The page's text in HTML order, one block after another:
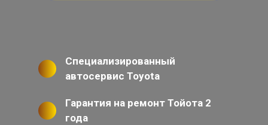
Специализированный
автосервис Toyota
Гарантия на ремонт Тойота 2
года